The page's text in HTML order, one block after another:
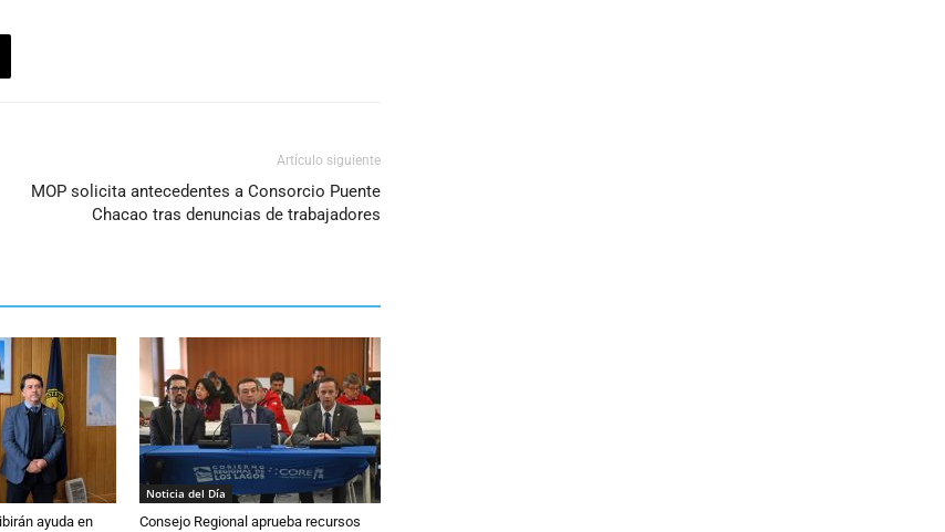
Artículo siguiente
MOP solicita antecedentes a Consorcio Puente
Chacao tras denuncias de trabajadores
ayuda en
Noticia del Día
Consejo Regional aprueba recursos